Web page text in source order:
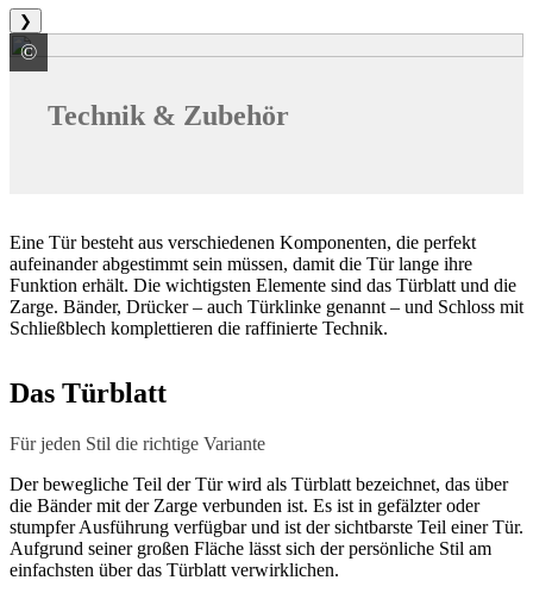
❯
© dextüra Innentürensysteme GmbH
Technik & Zubehör
Eine Tür besteht aus verschiedenen Komponenten, die perfekt
aufeinander abgestimmt sein müssen, damit die Tür lange ihre
Funktion erhält. Die wichtigsten Elemente sind das Türblatt und die
Zarge. Bänder, Drücker – auch Türklinke genannt – und Schloss mit
Schließblech komplettieren die raffinierte Technik.
Das Türblatt
Für jeden Stil die richtige Variante
Der bewegliche Teil der Tür wird als Türblatt bezeichnet, das über
die Bänder mit der Zarge verbunden ist. Es ist in gefälzter oder
stumpfer Ausführung verfügbar und ist der sichtbarste Teil einer Tür.
Aufgrund seiner großen Fläche lässt sich der persönliche Stil am
einfachsten über das Türblatt verwirklichen.